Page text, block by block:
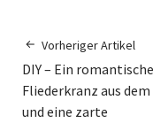
Vorheriger Artikel
DIY – Ein
Fliederkranz aus
und eine zarte